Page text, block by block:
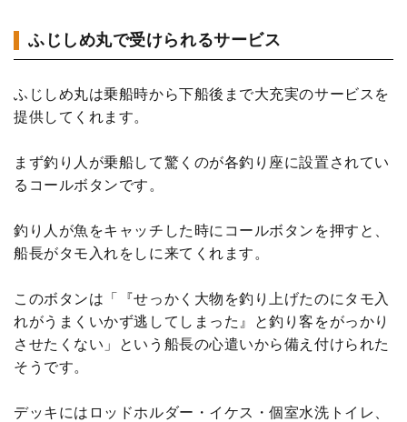
ふじしめ丸で受けられるサービス
ふじしめ丸は乗船時から下船後まで大充実のサービスを
提供してくれます。
まず釣り人が乗船して驚くのが各釣り座に設置されてい
るコールボタンです。
釣り人が魚をキャッチした時にコールボタンを押すと、
船長がタモ入れをしに来てくれます。
このボタンは「『せっかく大物を釣り上げたのにタモ入
れがうまくいかず逃してしまった』と釣り客をがっかり
させたくない」という船長の心遣いから備え付けられた
そうです。
デッキにはロッドホルダー・イケス・個室水洗トイレ、